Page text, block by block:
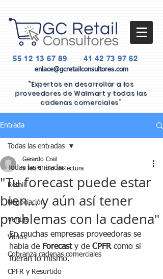
55 12 13 67 89 41 42 73 97 62
enlace@gcretailconsultores.com
"Expertos en desarrollar a los
proveedores de Walmart y todas las
cadenas comerciales"
Entrada
Todas las entradas
Retail
Negociación
Ventas
Varios
Cobranza cadenas comerciales
CPFR y Resurtido
Todas las entradas
"Tu forecast puede estar
bien... y aún así tener
problemas con la cadena"
Gerardo Crail
9 feb 1 min de lectura
En muchas empresas proveedoras se
habla de Forecast y de CPFR como si
fueran lo mismo.